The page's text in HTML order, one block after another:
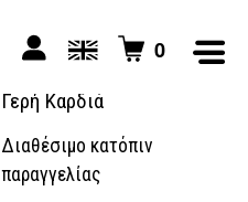
0
Γερή Καρδιά
Διαθέσιμο κατόπιν
παραγγελίας